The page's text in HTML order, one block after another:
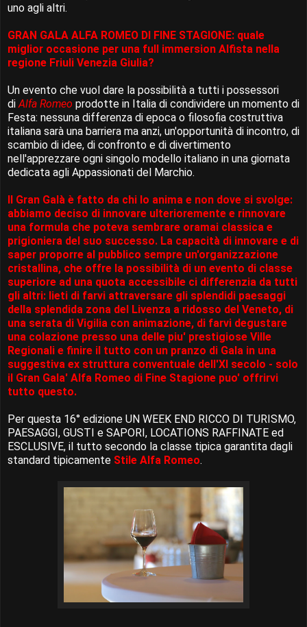
uno agli altri.
GRAN GALA ALFA ROMEO DI FINE STAGIONE: quale
miglior occasione per una full immersion Alfista nella
regione Friuli Venezia Giulia?
Un evento che vuol dare la possibilità a tutti i possessori
di Alfa Romeo prodotte in Italia di condividere un momento di
Festa: nessuna differenza di epoca o filosofia costruttiva
italiana sarà una barriera ma anzi, un'opportunità di incontro, di
scambio di idee, di confronto e di divertimento
nell'apprezzare ogni singolo modello italiano in una giornata
dedicata agli Appassionati del Marchio.
Il Gran Galà è fatto da chi lo anima e non dove si svolge:
abbiamo deciso di innovare ulterioremente e rinnovare
una formula che poteva sembrare oramai classica e
prigioniera del suo successo. La capacità di innovare e di
saper proporre al pubblico sempre un'organizzazione
cristallina, che offre la possibilità di un evento di classe
superiore ad una quota accessibile ci differenzia da tutti
gli altri: lieti di farvi attraversare gli splendidi paesaggi
della splendida zona del Livenza a ridosso del Veneto, di
una serata di Vigilia con animazione, di farvi degustare
una colazione presso una delle piu' prestigiose Ville
Regionali e finire il tutto con un pranzo di Gala in una
suggestiva ex struttura conventuale dell'XI secolo - solo
il Gran Gala' Alfa Romeo di Fine Stagione puo' offrirvi
tutto questo.
Per questa 16° edizione UN WEEK END RICCO DI TURISMO,
PAESAGGI, GUSTI e SAPORI, LOCATIONS RAFFINATE ed
ESCLUSIVE, il tutto secondo la classe tipica garantita dagli
standard tipicamente Stile Alfa Romeo.